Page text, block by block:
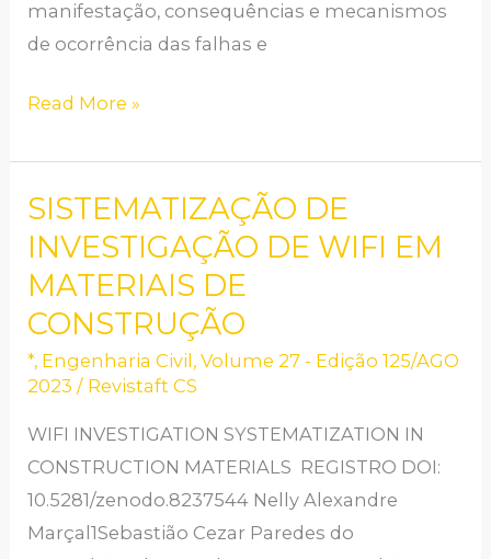
manifestação, consequências e mecanismos
de ocorrência das falhas e
Read More »
SISTEMATIZAÇÃO DE
INVESTIGAÇÃO DE WIFI EM
MATERIAIS DE
CONSTRUÇÃO
*, Engenharia Civil ,Volume 27 - Edição 125/AGO
2023 / Revistaft CS
WIFI INVESTIGATION SYSTEMATIZATION IN
CONSTRUCTION MATERIALS REGISTRO DOI:
10.5281/zenodo.8237544 Nelly Alexandre
Marçal1Sebastião Cezar Paredes do
SISTEMATIZAÇÃO
DE
INVESTIGAÇÃO
DE
WIFI
EM
MATERIAIS DE
CONSTRUÇÃO